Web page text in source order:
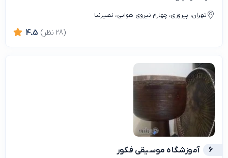
تهران، پیروزی، چهارم نیروی هوایی، نصیرنیا
4.5 (28 نظر)
6 آموزشگاه موسیقی فکور